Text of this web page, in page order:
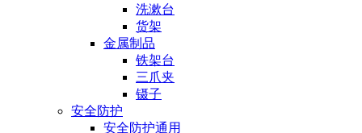
洗漱台
货架
金属制品
铁架台
三爪夹
镊子
安全防护
安全防护通用